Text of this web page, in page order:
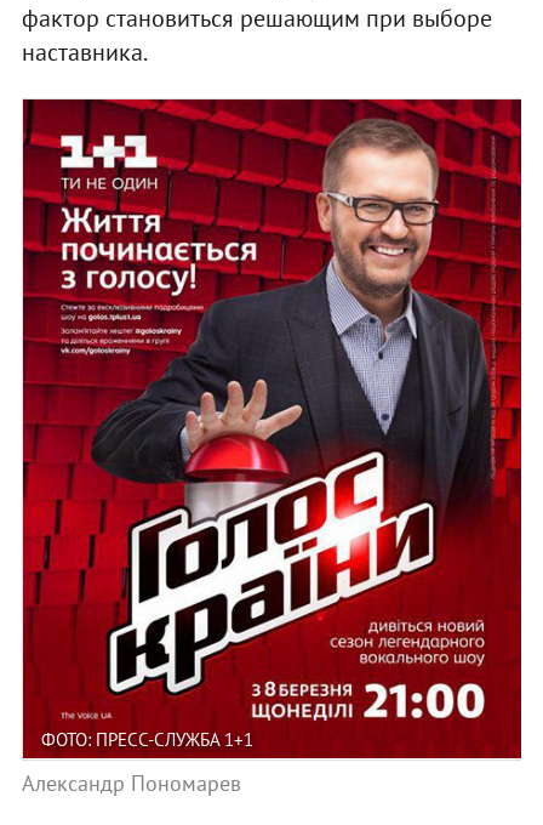
фактор становиться решающим при выборе
наставника.
ФОТО: ПРЕСС-СЛУЖБА 1+1
Александр Пономарев